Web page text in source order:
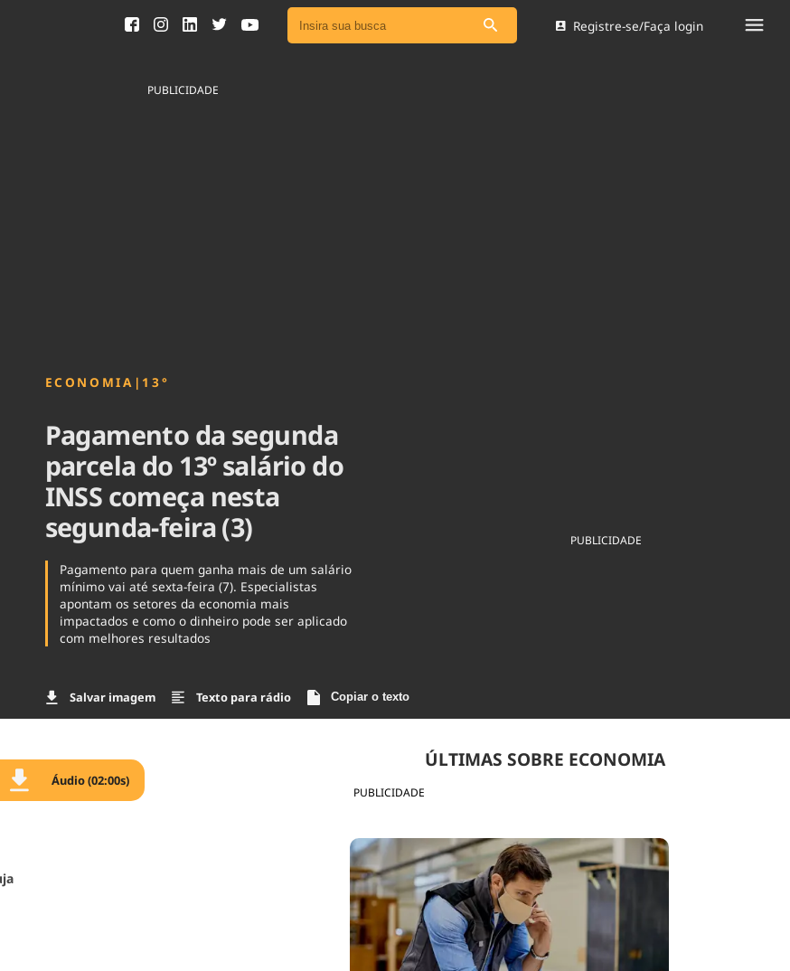
Ver todas as notícias
Brasil
Brasil Mineral
Ciência & Tecnologia
Registre-se/Faça login
PUBLICIDADE
ECONOMIA | 13°
Pagamento da segunda
parcela do 13º salário do
INSS começa nesta
segunda-feira (3)
Pagamento para quem ganha mais de um salário
mínimo vai até sexta-feira (7). Especialistas
apontam os setores da economia mais
impactados e como o dinheiro pode ser aplicado
com melhores resultados
Salvar imagem Texto para rádio Copiar o texto
PUBLICIDADE
PUBLICIDADE
ÚLTIMAS SOBRE ECONOMIA
Áudio (02:00s)